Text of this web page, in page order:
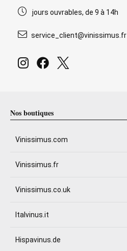
jours ouvrables, de 9 à 14h
service_client@vinissimus.fr
Nos boutiques
Vinissimus.com
Vinissimus.fr
Vinissimus.co.uk
Italvinus.it
Hispavinus.de